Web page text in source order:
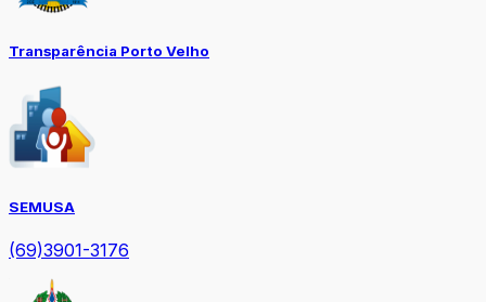
Transparência Porto Velho
SEMUSA
(69)3901-3176